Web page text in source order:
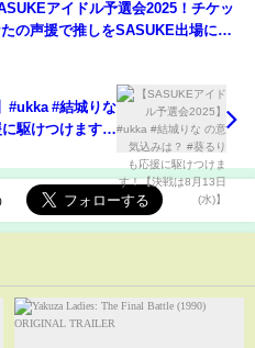
アイドル予選会2025！チケッ
たの声援で推しをSASUKE出場に導
#ukka #結城りな
駆けつけます！